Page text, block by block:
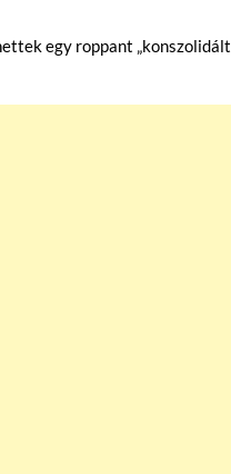
egy roppant „konszolidált